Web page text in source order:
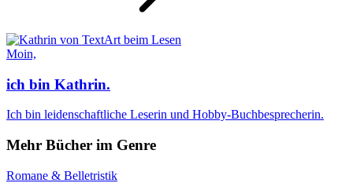
Moin,
ich bin Kathrin.
Ich bin leidenschaftliche Leserin und Hobby-Buchbesprecherin.
Mehr Bücher im Genre
Romane & Belletristik